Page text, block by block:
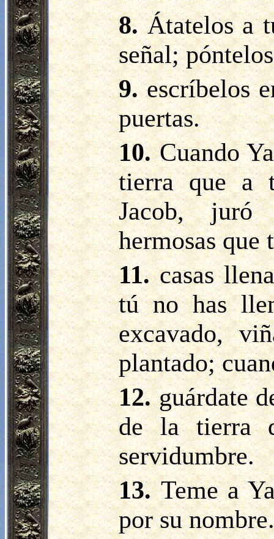
8.Átatelos a
señal;
9.escríbelos
puertas.
10.Cuando
tierra que a
Jacob, juró
hermosas que
11.casas
tú no has
excavado,
plantado;
12.guárdate
de la tierra
servidumbre.
13.Teme a
por su